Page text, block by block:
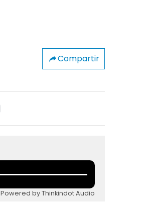
Compartir
Powered by Thinkindot Audio